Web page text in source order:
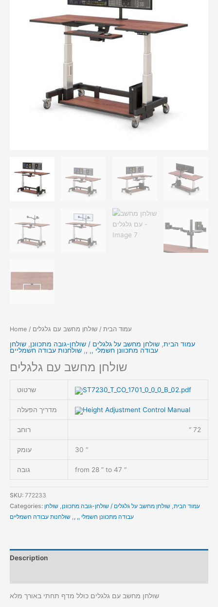
Home / עמוד הבית / שולחן מחשב עם גלגלים
עמוד הבית, שולחן מחשב על גלגלים / שולחן-גובה מתכוונן, שולחן
עבודה מתכוונן חשמלי ,, ,, שולחנות עבודה חשמליים
שולחן מחשב עם גלגלים
שרטוט ST7230_T_CO_1701_0_0_0_B_02.pdf
מדריך הפעלה Height Adjustment Control Manual
רוחב 72 “
עומק 30 “
גובה from 28 ” to 47 “
SKU: 772233
Categories:
עמוד הבית, שולחן מחשב על גלגלים / שולחן-גובה מתכוונן, שולחן
עבודה מתכוונן חשמלי ,, ,, שולחנות עבודה חשמליים
Description
שולחן מחשב עם גלגלים כולל מדף תחתי באורך מלא